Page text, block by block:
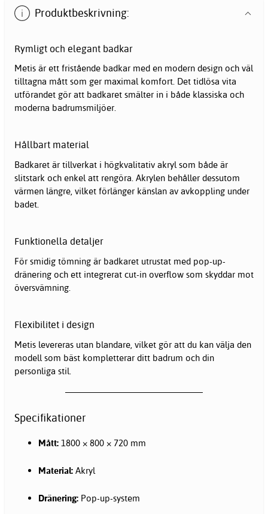
Produktbeskrivning:
Rymligt och elegant badkar
Metis är ett fristående badkar med en modern design och väl
tilltagna mått som ger maximal komfort. Det tidlösa vita
utförandet gör att badkaret smälter in i både klassiska och
moderna badrumsmiljöer.
Hållbart material
Badkaret är tillverkat i högkvalitativ akryl som både är
slitstark och enkel att rengöra. Akrylen behåller dessutom
värmen längre, vilket förlänger känslan av avkoppling under
badet.
Funktionella detaljer
För smidig tömning är badkaret utrustat med pop-up-
dränering och ett integrerat cut-in overflow som skyddar mot
översvämning.
Flexibilitet i design
Metis levereras utan blandare, vilket gör att du kan välja den
modell som bäst kompletterar ditt badrum och din
personliga stil.
Specifikationer
Mått: 1800 × 800 × 720 mm
Material: Akryl
Dränering: Pop-up-system